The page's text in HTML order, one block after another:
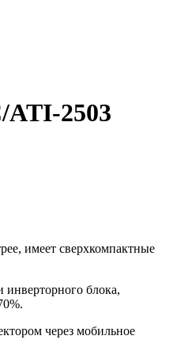
ATI-2503
имеет сверхкомпактные
блока,
через мобильное